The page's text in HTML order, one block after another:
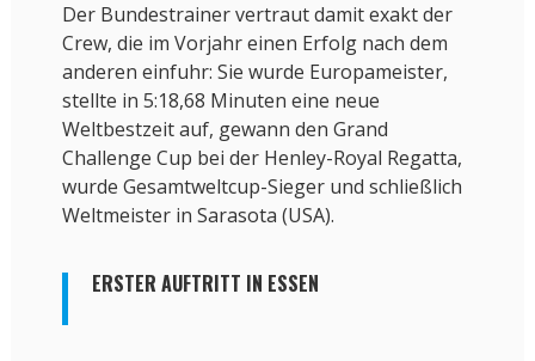
Der Bundestrainer vertraut damit exakt der
Crew, die im Vorjahr einen Erfolg nach dem
anderen einfuhr: Sie wurde Europameister,
stellte in 5:18,68 Minuten eine neue
Weltbestzeit auf, gewann den Grand
Challenge Cup bei der Henley-Royal Regatta,
wurde Gesamtweltcup-Sieger und schließlich
Weltmeister in Sarasota (USA).
ERSTER AUFTRITT IN ESSEN